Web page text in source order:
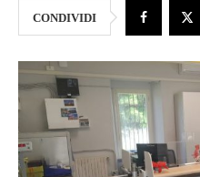
CONDIVIDI